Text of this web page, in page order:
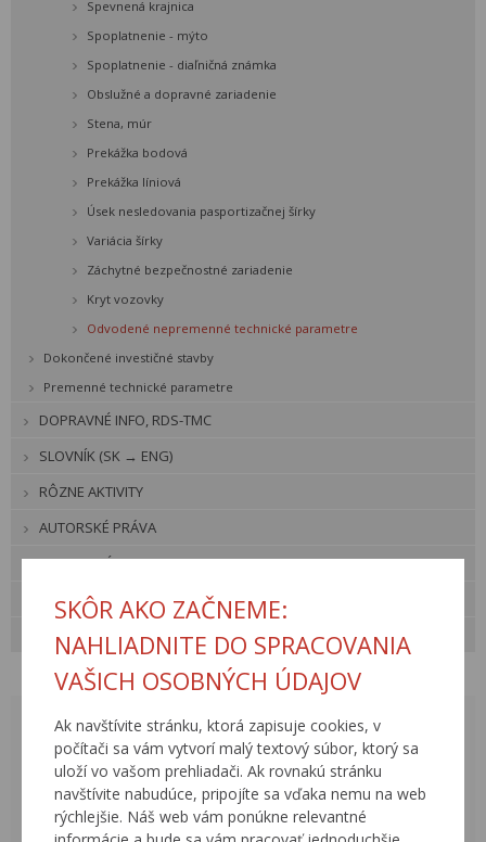
SKÔR AKO ZAČNEME:
NAHLIADNITE DO SPRACOVANIA
VAŠICH OSOBNÝCH ÚDAJOV
Ak navštívite stránku, ktorá zapisuje cookies, v
počítači sa vám vytvorí malý textový súbor, ktorý sa
uloží vo vašom prehliadači. Ak rovnakú stránku
navštívite nabudúce, pripojíte sa vďaka nemu na web
rýchlejšie. Náš web vám ponúkne relevantné
Spevnená krajnica
Spoplatnenie - mýto
Spoplatnenie - diaľničná známka
Obslužné a dopravné zariadenie
Stena, múr
Prekážka bodová
Prekážka líniová
Úsek nesledovania pasportizačnej šírky
Variácia šírky
Záchytné bezpečnostné zariadenie
Kryt vozovky
Odvodené nepremenné technické parametre
Dokončené investičné stavby
Premenné technické parametre
DOPRAVNÉ INFO, RDS-TMC
SLOVNÍK (SK → ENG)
RÔZNE AKTIVITY
AUTORSKÉ PRÁVA
VIDEOGALÉRIE
FOTOARCHÍV
UŽITOČNÉ ODKAZY
AUGUST 2026
UT ST ŠT PI SO
28 29 30 31